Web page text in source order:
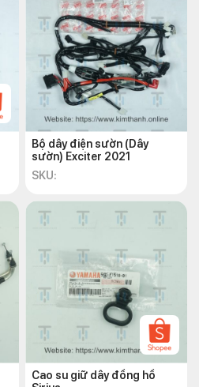
Bộ dây điện sườn (Dây
sườn) Exciter 2021
SKU:
Cao su giữ dây đồng hồ